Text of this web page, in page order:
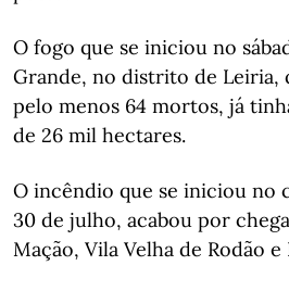
O fogo que se iniciou no
Grande, no distrito de Leiria,
pelo menos 64 mortos, já
de 26 mil hectares.
O incêndio que se iniciou no
30 de julho, acabou por
Mação, Vila Velha de Rodão e